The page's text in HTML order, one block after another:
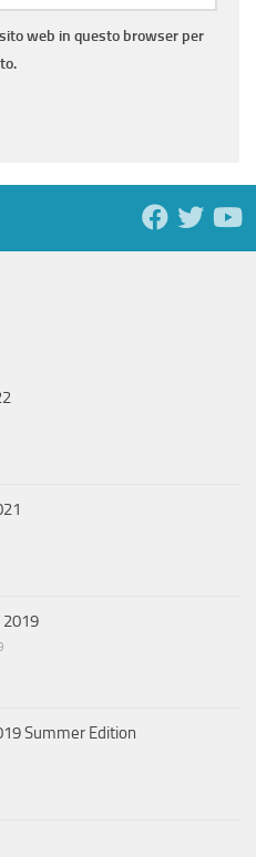
web in questo browser per
2019
Summer Edition